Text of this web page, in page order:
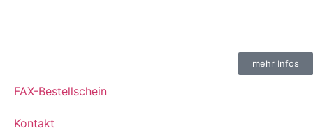
FAX-Bestellschein
Kontakt
mehr Infos